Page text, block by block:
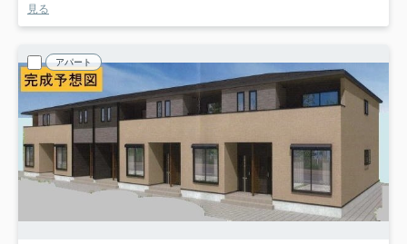
見る
アパート